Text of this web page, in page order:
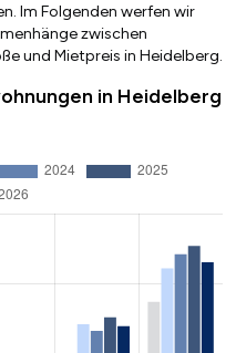
Im Folgenden werfen wir
zwischen
und Mietpreis in Heidelberg.
in Heidelberg